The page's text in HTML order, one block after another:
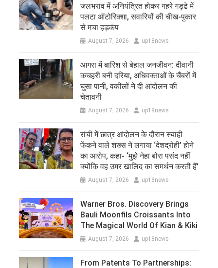
जलभराव में अनियंत्रित होकर गहरे गड्ढे में
पलटा ऑटोरिक्शा, सवारियों की चीख-पुकार
से मचा हड़कंप
August 7, 2026 up18news
आगरा में बारिश से बेहाल जनजीवन: दीवानी
कचहरी बनी दरिया, अधिवक्ताओं के चैंबरों में
घुसा पानी, वकीलों ने दी आंदोलन की
चेतावनी
August 7, 2026 up18news
रांची में छात्र आंदोलन के दौरान स्याही
फेंकने वाले शख्स ने लगाया ‘देशद्रोही’ होने
का आरोप, कहा- ‘मुझे नेहा बोरा पसंद नहीं
क्योंकि वह उमर खालिद का समर्थन करती हैं’
August 7, 2026 up18news
Warner Bros. Discovery Brings
Bauli Moonfils Croissants Into
The Magical World Of Kian & Kiki
August 7, 2026 up18news
From Patents To Partnerships: